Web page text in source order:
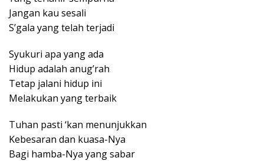
Jangan kau sesali
S’gala yang telah terjadi
Syukuri apa yang ada
Hidup adalah anug’rah
Tetap jalani hidup ini
Melakukan yang terbaik
Tuhan pasti ‘kan menunjukkan
Kebesaran dan kuasa-Nya
Bagi hamba-Nya yang sabar